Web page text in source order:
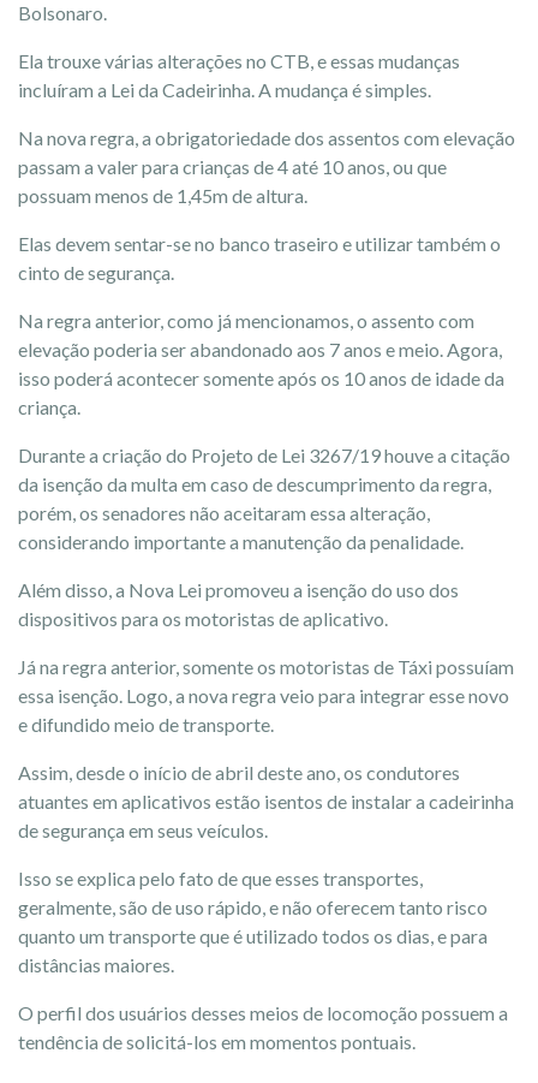
Bolsonaro.
Ela trouxe várias alterações no CTB, e essas mudanças
incluíram a Lei da Cadeirinha. A mudança é simples.
Na nova regra, a obrigatoriedade dos assentos com elevação
passam a valer para crianças de 4 até 10 anos, ou que
possuam menos de 1,45m de altura.
Elas devem sentar-se no banco traseiro e utilizar também o
cinto de segurança.
Na regra anterior, como já mencionamos, o assento com
elevação poderia ser abandonado aos 7 anos e meio. Agora,
isso poderá acontecer somente após os 10 anos de idade da
criança.
Durante a criação do Projeto de Lei 3267/19 houve a citação
da isenção da multa em caso de descumprimento da regra,
porém, os senadores não aceitaram essa alteração,
considerando importante a manutenção da penalidade.
Além disso, a Nova Lei promoveu a isenção do uso dos
dispositivos para os motoristas de aplicativo.
Já na regra anterior, somente os motoristas de Táxi possuíam
essa isenção. Logo, a nova regra veio para integrar esse novo
e difundido meio de transporte.
Assim, desde o início de abril deste ano, os condutores
atuantes em aplicativos estão isentos de instalar a cadeirinha
de segurança em seus veículos.
Isso se explica pelo fato de que esses transportes,
geralmente, são de uso rápido, e não oferecem tanto risco
quanto um transporte que é utilizado todos os dias, e para
distâncias maiores.
O perfil dos usuários desses meios de locomoção possuem a
tendência de solicitá-los em momentos pontuais.